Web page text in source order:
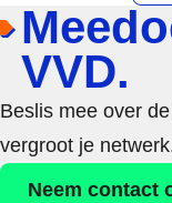
VVD.
Beslis mee over
vergroot je
Neem contact